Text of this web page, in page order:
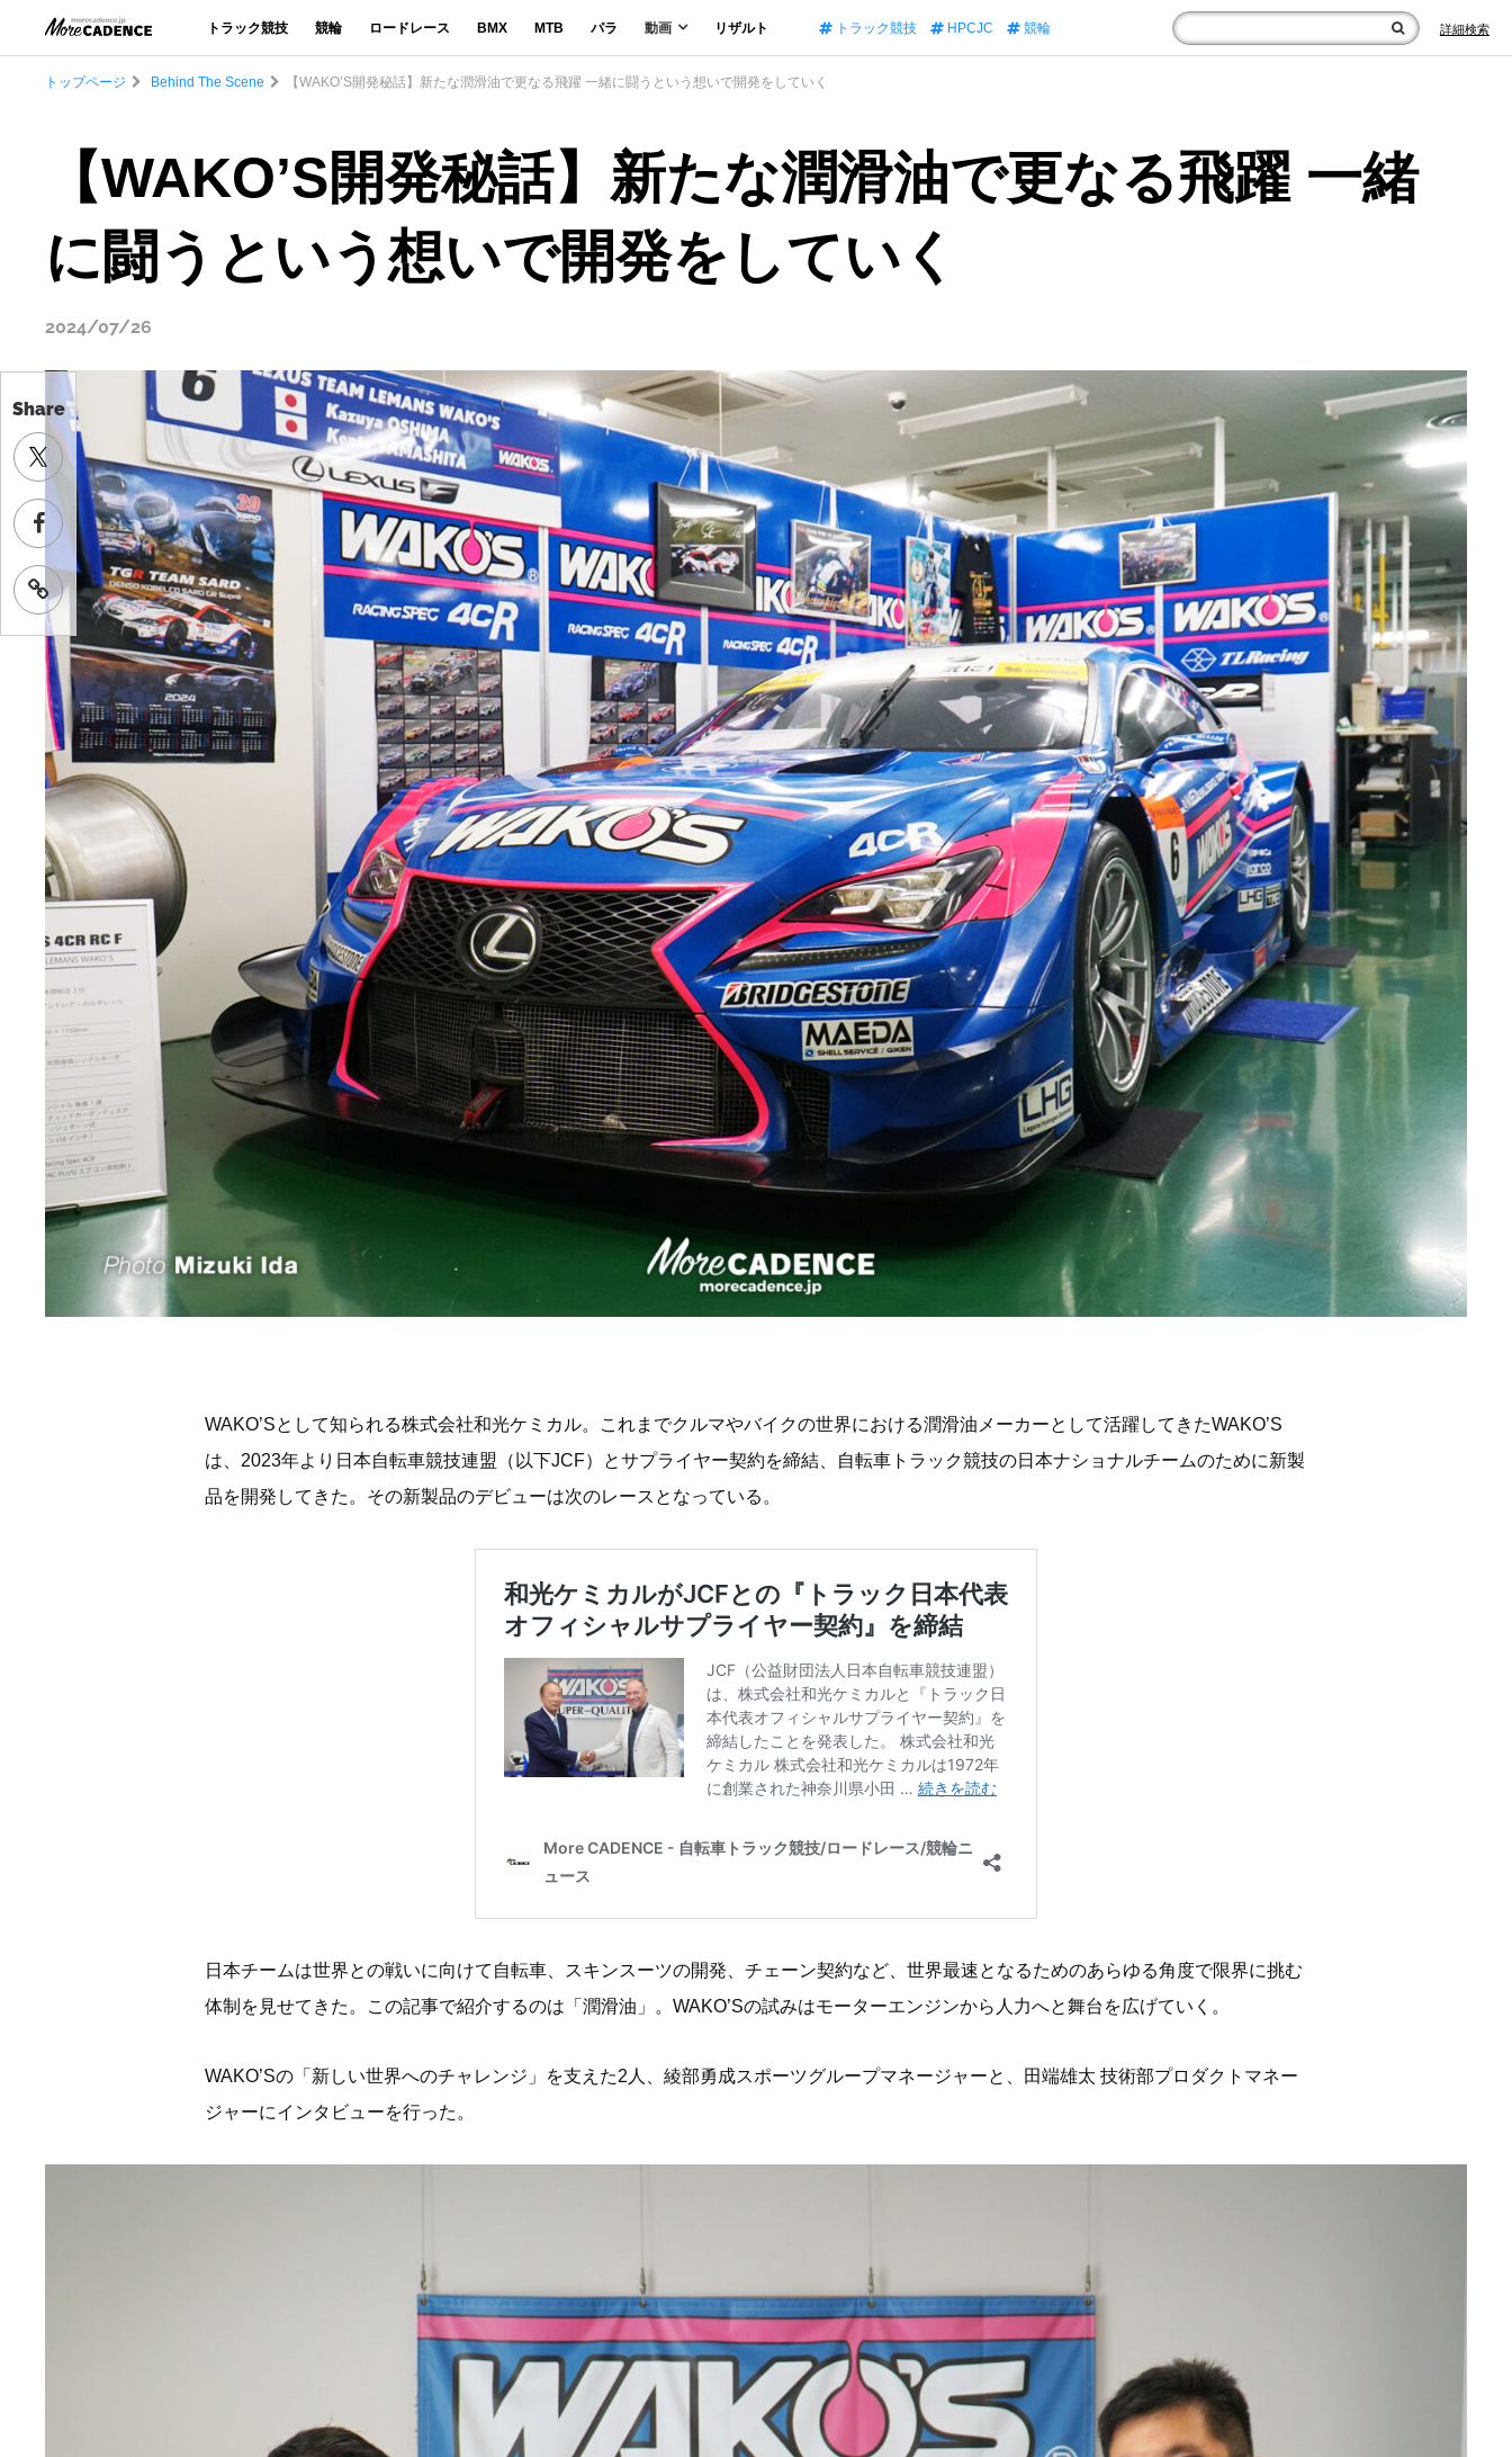
トラック競技 競輪 ロードレース BMX MTB パラ 動画 リザルト トラック競技 HPCJC 競輪 詳細検索
Share
トップページ Behind The Scene 【WAKO’S開発秘話】新たな潤滑油で更なる飛躍 一緒に闘うという想いで開発をしていく
【WAKO’S開発秘話】新たな潤滑油で更なる飛躍 一緒
に闘うという想いで開発をしていく
2024/07/26
WAKO’Sとして知られる株式会社和光ケミカル。これまでクルマやバイクの世界における潤滑油メーカーとして活躍してきたWAKO’S
は、2023年より日本自転車競技連盟（以下JCF）とサプライヤー契約を締結、自転車トラック競技の日本ナショナルチームのために新製
品を開発してきた。その新製品のデビューは次のレースとなっている。
日本チームは世界との戦いに向けて自転車、スキンスーツの開発、チェーン契約など、世界最速となるためのあらゆる角度で限界に挑む
体制を見せてきた。この記事で紹介するのは「潤滑油」。WAKO’Sの試みはモーターエンジンから人力へと舞台を広げていく。
WAKO’Sの「新しい世界へのチャレンジ」を支えた2人、綾部勇成スポーツグループマネージャーと、田端雄太 技術部プロダクトマネー
ジャーにインタビューを行った。